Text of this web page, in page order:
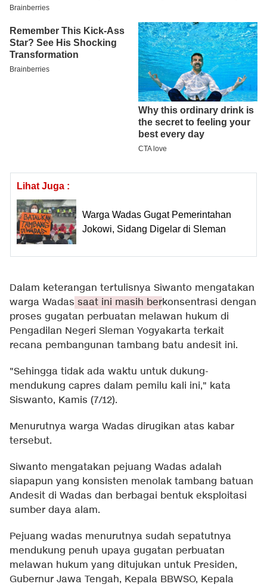
Lihat Juga :
Warga Wadas Gugat Pemerintahan
Jokowi, Sidang Digelar di Sleman
Dalam keterangan tertulisnya Siwanto mengatakan
warga Wadas saat ini masih berkonsentrasi dengan
proses gugatan perbuatan melawan hukum di
Pengadilan Negeri Sleman Yogyakarta terkait
recana pembangunan tambang batu andesit ini.
"Sehingga tidak ada waktu untuk dukung-
mendukung capres dalam pemilu kali ini," kata
Siswanto, Kamis (7/12).
Menurutnya warga Wadas dirugikan atas kabar
tersebut.
Siwanto mengatakan pejuang Wadas adalah
siapapun yang konsisten menolak tambang batuan
Andesit di Wadas dan berbagai bentuk eksploitasi
sumber daya alam.
Pejuang wadas menurutnya sudah sepatutnya
mendukung penuh upaya gugatan perbuatan
melawan hukum yang ditujukan untuk Presiden,
Gubernur Jawa Tengah, Kepala BBWSO, Kepala